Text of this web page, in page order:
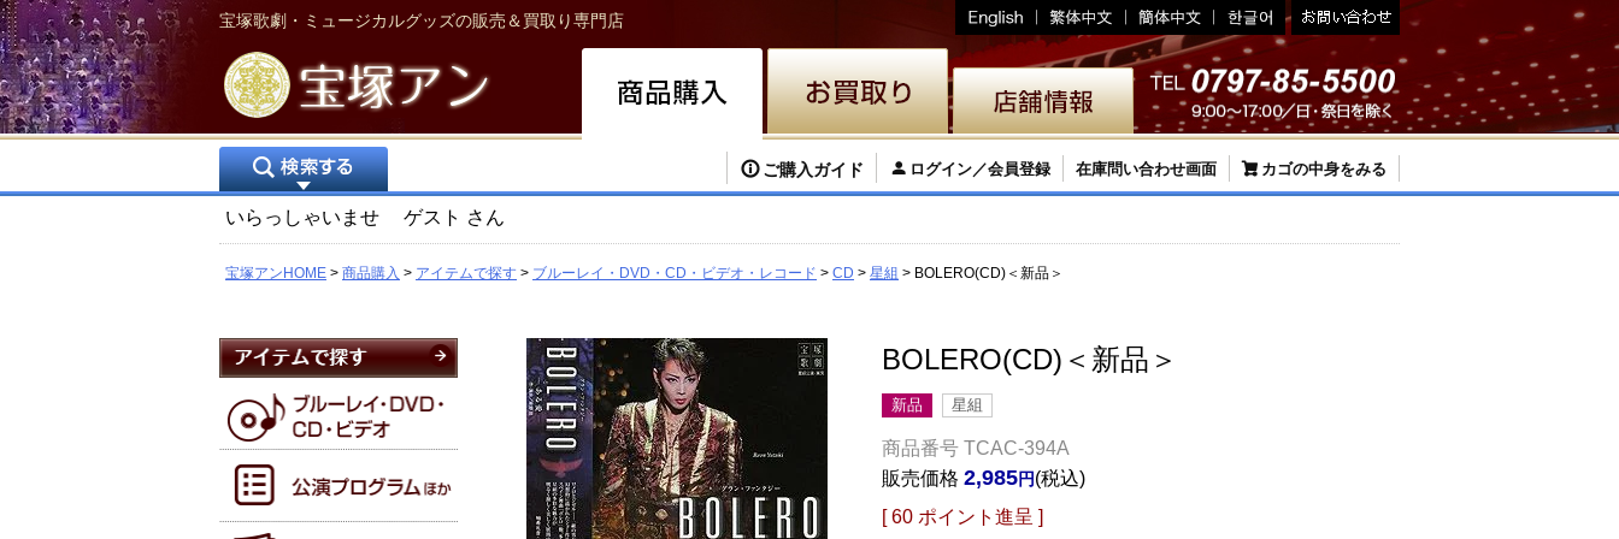
宝塚歌劇・ミュージカルグッズの販売＆買取り専門店
ご購入ガイド ログイン／会員登録 在庫問い合わせ画面 カゴの中身をみる
いらっしゃいませ ゲスト さん
宝塚アンHOME 商品購入 アイテムで探す ブルーレイ・DVD・CD・ビデオ・レコード CD 星組 BOLERO(CD)＜新品＞
BOLERO(CD)＜新品＞
新品 星組
商品番号 TCAC-394A
販売価格 2,985
税込
[ 60 ポイント進呈 ]